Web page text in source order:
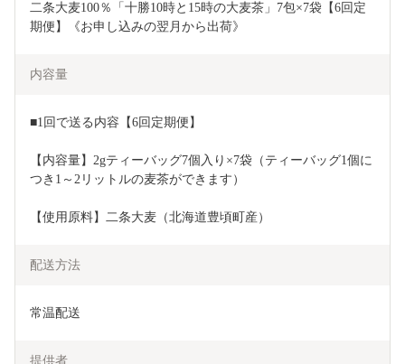
二条大麦100％「十勝10時と15時の大麦茶」7包×7袋【6回定
期便】《お申し込みの翌月から出荷》
内容量
■1回で送る内容【6回定期便】
【内容量】2gティーバッグ7個入り×7袋（ティーバッグ1個に
つき1～2リットルの麦茶ができます）
【使用原料】二条大麦（北海道豊頃町産）
配送方法
常温配送
提供者